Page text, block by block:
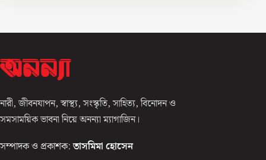
নারী, জীবনযাপন, স্বাস্থ্য, সংস্কৃতি, সাহিত্য, বিনোদন ও
সমসাময়িক ভাবনা নিয়ে অনন্যা ম্যাগাজিন।
সম্পাদক ও প্রকাশক: তাসমিমা হোসেন